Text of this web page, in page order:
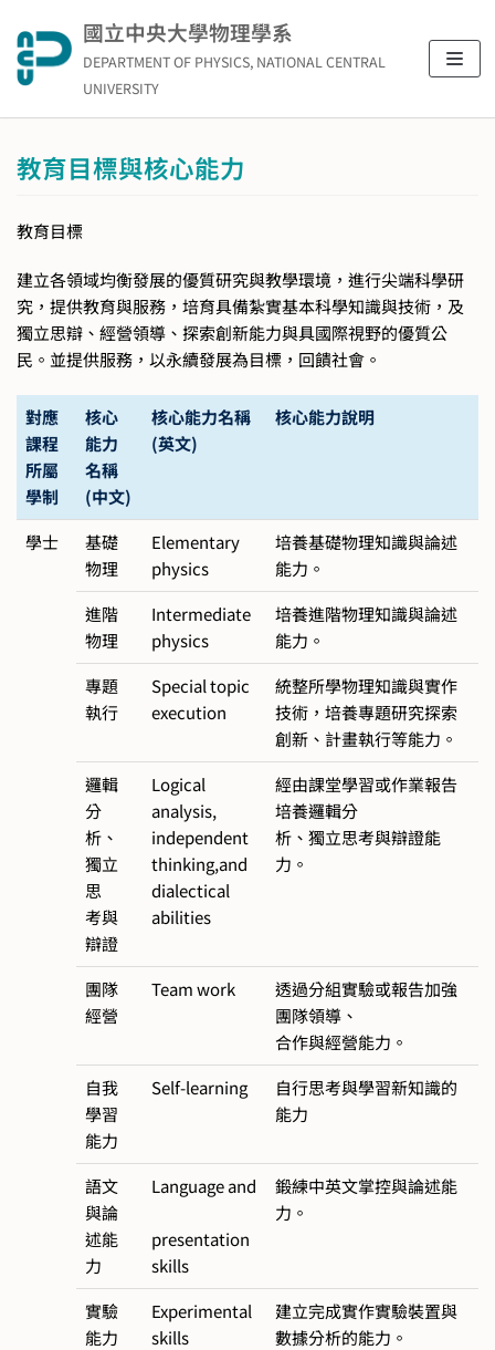
to
content
國立中央大學物理學系
DEPARTMENT OF PHYSICS, NATIONAL CENTRAL
UNIVERSITY
教育目標與核心能力
教育目標
建立各領域均衡發展的優質研究與教學環境，進行尖端科學研
究，提供教育與服務，培育具備紮實基本科學知識與技術，及
獨立思辯、經營領導、探索創新能力與具國際視野的優質公
民。並提供服務，以永續發展為目標，回饋社會。
對應
課程
所屬
學制
核心
能力
名稱
(中文)
核心能力名稱
(英文)
核心能力說明
學士
基礎
物理
Elementary
physics
培養基礎物理知識與論述
能力。
進階
物理
Intermediate
physics
培養進階物理知識與論述
能力。
專題
執行
Special topic
execution
統整所學物理知識與實作
技術，培養專題研究探索
創新、計畫執行等能力。
邏輯
分
析、
獨立
思
考與
辯證
Logical
analysis,
independent
thinking,and
dialectical
abilities
經由課堂學習或作業報告
培養邏輯分
析、獨立思考與辯證能
力。
團隊
經營
Team work
透過分組實驗或報告加強
團隊領導、
合作與經營能力。
自我
學習
能力
Self-learning
自行思考與學習新知識的
能力
語文
與論
述能
力
Language and
presentation
skills
鍛練中英文掌控與論述能
力。
實驗
能力
Experimental
skills
建立完成實作實驗裝置與
數據分析的能力。